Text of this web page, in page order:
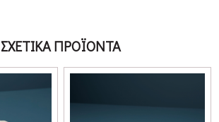
ΣΧΕΤΙΚΑ ΠΡΟΪΟΝΤΑ